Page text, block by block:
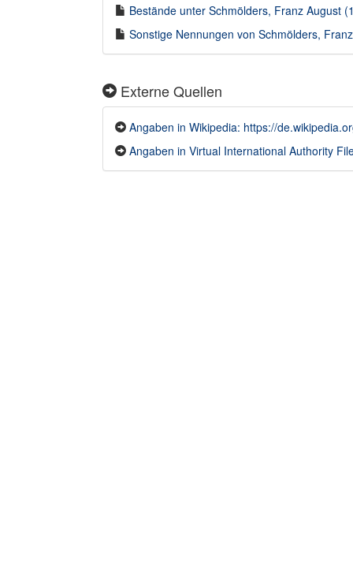
Bestände unter Schmölders, Franz August
Sonstige Nennungen von Schmölders,
Externe Quellen
Angaben in Wikipedia: https://
Angaben in Virtual International Authority